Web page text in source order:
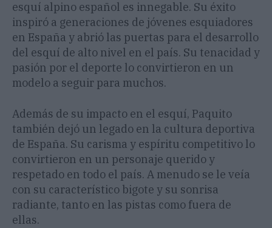
esquí alpino español es innegable. Su éxito
inspiró a generaciones de jóvenes esquiadores
en España y abrió las puertas para el desarrollo
del esquí de alto nivel en el país. Su tenacidad y
pasión por el deporte lo convirtieron en un
modelo a seguir para muchos.
Además de su impacto en el esquí, Paquito
también dejó un legado en la cultura deportiva
de España. Su carisma y espíritu competitivo lo
convirtieron en un personaje querido y
respetado en todo el país. A menudo se le veía
con su característico bigote y su sonrisa
radiante, tanto en las pistas como fuera de
ellas.